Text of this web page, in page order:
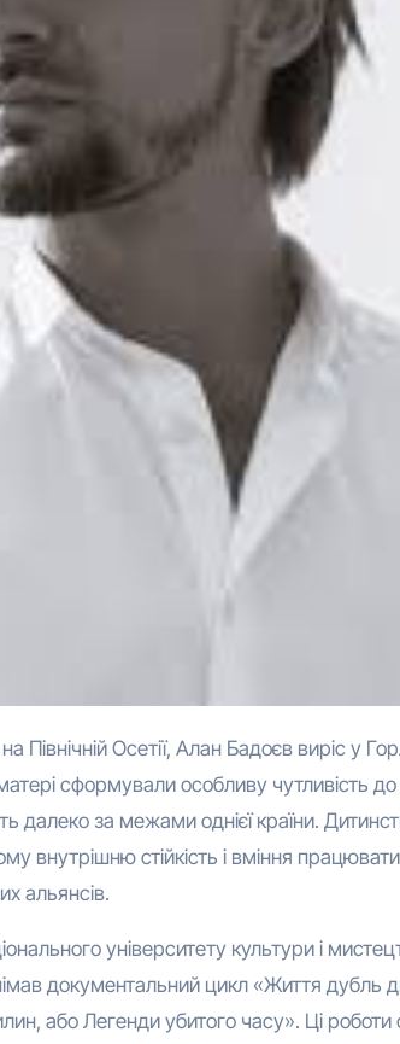
сформували особливу чутливість
далеко за межами однієї країни.
внутрішню стійкість і вміння
альянсів.
університету культури і
документальний цикл «Життя дубль
або Легенди убитого часу». Ці